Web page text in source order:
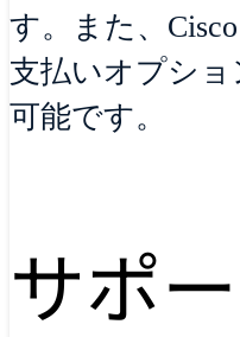
す。また、
支払いオプシ
可能です。
サポ